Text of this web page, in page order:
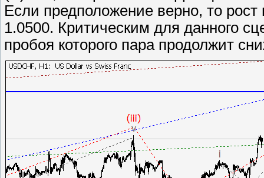
Если предположение верно, то
1.0500. Критическим для данного
пробоя которого пара продолжит